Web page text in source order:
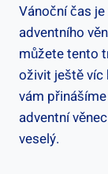
Vánoční čas
adventního
můžete tento
oživit ještě víc
vám
adventní
veselý.